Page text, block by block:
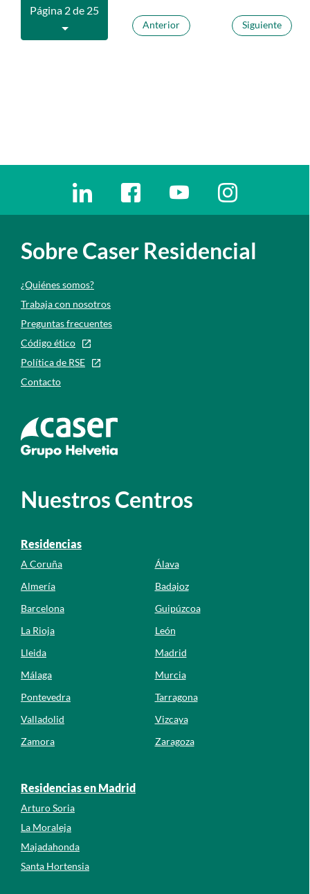
Página 2 de 25
Anterior Siguiente
Ir a a la red social. Abre ventana nueva
Ir a a la red social. Abre ventana
Ir a a la red social. Abre
Ir a a la red
Sobre Caser Residencial
¿Quiénes somos?
Trabaja con nosotros
Preguntas frecuentes
Código ético
Política de RSE
Contacto
Ir a la web de caser
Nuestros Centros
Residencias
A Coruña
Álava
Almería
Badajoz
Barcelona
Guipúzcoa
La Rioja
León
Lleida
Madrid
Málaga
Murcia
Pontevedra
Tarragona
Valladolid
Vizcaya
Zamora
Zaragoza
Residencias en Madrid
Arturo Soria
La Moraleja
Majadahonda
Santa Hortensia